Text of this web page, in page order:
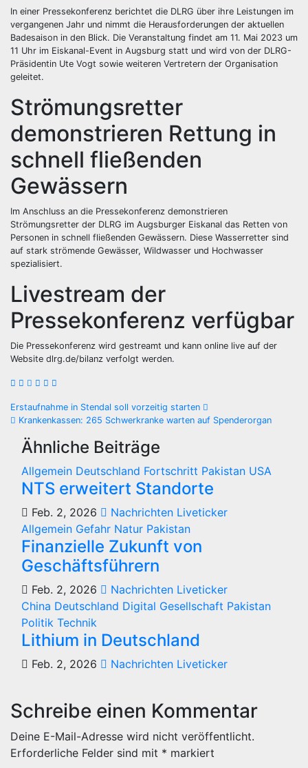
In einer Pressekonferenz berichtet die DLRG über ihre Leistungen im
vergangenen Jahr und nimmt die Herausforderungen der aktuellen
Badesaison in den Blick. Die Veranstaltung findet am 11. Mai 2023 um
11 Uhr im Eiskanal-Event in Augsburg statt und wird von der DLRG-
Präsidentin Ute Vogt sowie weiteren Vertretern der Organisation
geleitet.
Strömungsretter
demonstrieren Rettung in
schnell fließenden
Gewässern
Im Anschluss an die Pressekonferenz demonstrieren
Strömungsretter der DLRG im Augsburger Eiskanal das Retten von
Personen in schnell fließenden Gewässern. Diese Wasserretter sind
auf stark strömende Gewässer, Wildwasser und Hochwasser
spezialisiert.
Livestream der
Pressekonferenz verfügbar
Die Pressekonferenz wird gestreamt und kann online live auf der
Website dlrg.de/bilanz verfolgt werden.
Beitragsnavigation
Erstaufnahme in Stendal soll vorzeitig starten
Krankenkassen: 265 Schwerkranke warten auf Spenderorgan
Ähnliche Beiträge
Allgemein Deutschland Fortschritt Pakistan USA
NTS erweitert Standorte
Feb. 2, 2026
Nachrichten Liveticker
Allgemein Gefahr Natur Pakistan
Finanzielle Zukunft von
Geschäftsführern
Feb. 2, 2026
Nachrichten Liveticker
China Deutschland Digital Gesellschaft Pakistan
Politik Technik
Lithium in Deutschland
Feb. 2, 2026 Nachrichten Liveticker
Schreibe einen Kommentar
Deine E-Mail-Adresse wird nicht veröffentlicht.
Erforderliche Felder sind mit * markiert